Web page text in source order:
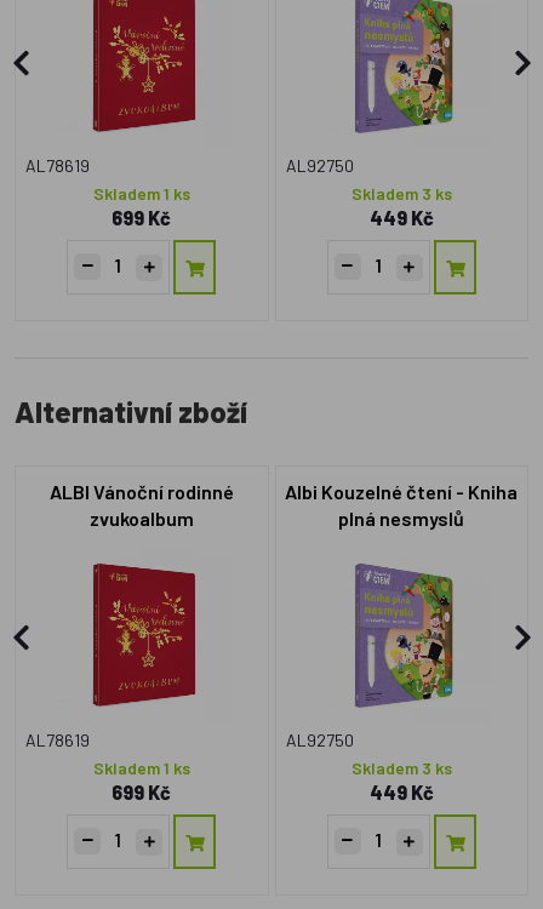
AL78619
Skladem 1 ks
699 Kč
AL92750
Skladem 3 ks
449 Kč
Alternativní zboží
ALBI Vánoční rodinné
zvukoalbum
AL78619
Skladem 1 ks
699 Kč
Albi Kouzelné čtení - Kniha
plná nesmyslů
AL92750
Skladem 3 ks
449 Kč